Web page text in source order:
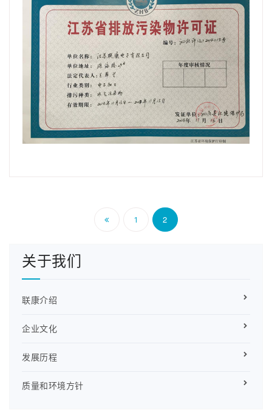
文
1 2
关于我们
联康介绍
企业文化
发展历程
质量和环境方针